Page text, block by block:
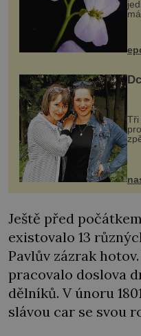
Tři
Ještě před
existovalo 13
Pavlův zázrak
pracovalo doslova
dělníků. V únoru
slávou car se svou